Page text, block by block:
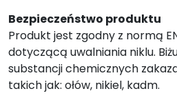
Bezpieczeństwo produktu
Produkt jest zgodny z normą EN
dotyczącą uwalniania niklu.
substancji chemicznych
takich jak: ołów, nikiel, kadm.